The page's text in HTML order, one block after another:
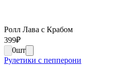
Ролл Лава с Крабом
399₽
0шт
Рулетики с пепперони